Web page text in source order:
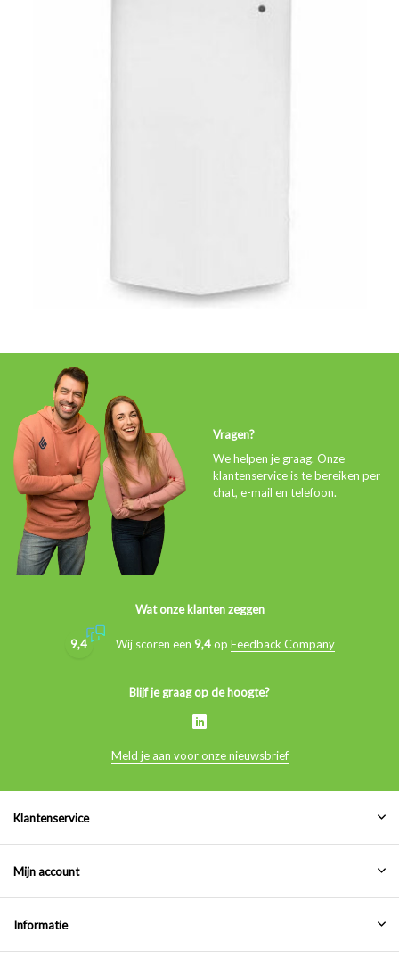
Vragen?
We helpen je graag. Onze
klantenservice is te bereiken per
chat, e-mail en telefoon.
Wat onze klanten zeggen
9,4 Wij scoren een 9,4op Feedback Company
Blijf je graag op de hoogte?
Meld je aan voor onze nieuwsbrief
Klantenservice
Mijn account
Informatie